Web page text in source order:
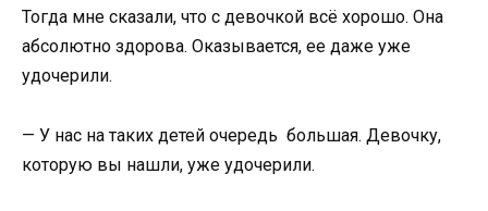
Тогда мне сказали, что с девочкой всё хорошо. Она
абсолютно здорова. Оказывается, ее даже уже
удочерили.
— У нас на таких детей очередь большая. Девочку,
которую вы нашли, уже удочерили.